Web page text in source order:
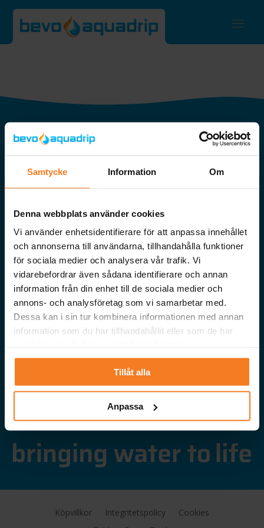
Samtycke Information Om
Denna webbplats använder cookies
Vi använder enhetsidentifierare för att anpassa innehållet
och annonserna till användarna, tillhandahålla funktioner
för sociala medier och analysera vår trafik. Vi
vidarebefordrar även sådana identifierare och annan
information från din enhet till de sociala medier och
annons- och analysföretag som vi samarbetar med.
Dessa kan i sin tur kombinera informationen med annan
information som du har tillhandahållit eller som de har
Tillåt alla
Anpassa
AQUADRIP AB
352 45 Växjö
0470-71 81 91
VÅRA LÖSNINGAR
Bevattning
Vattenfiltrering
Webbshop
PRODUKTER
Köpvillkor Integritetspolicy
Cookies